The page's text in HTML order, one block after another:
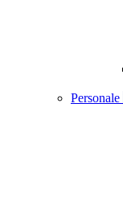
Personale